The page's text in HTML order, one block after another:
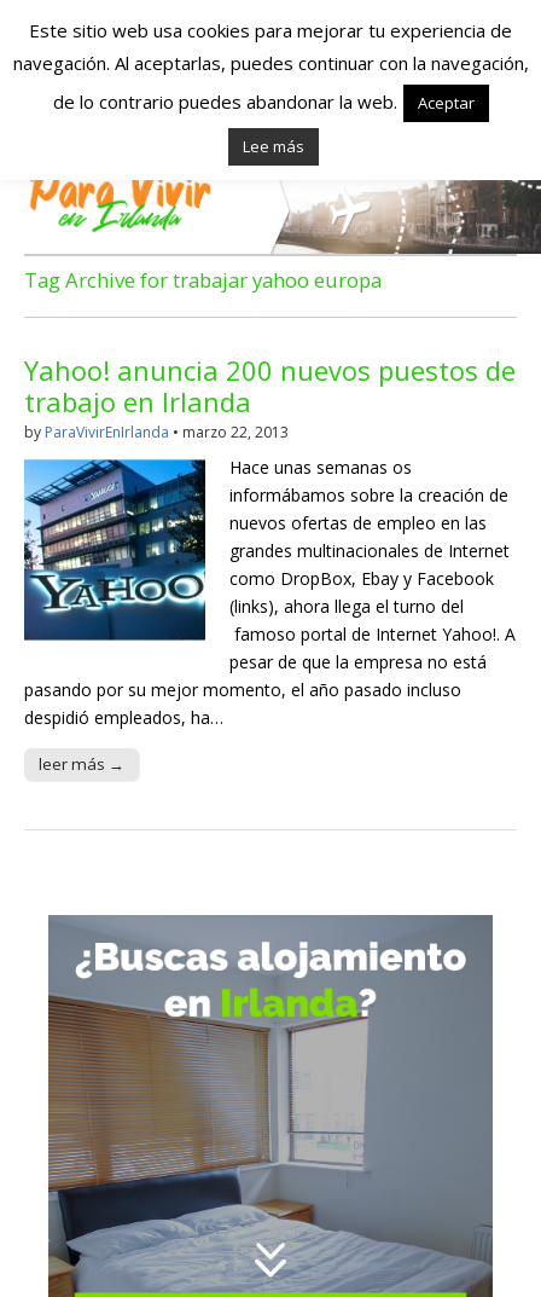
Españoles en
Irlanda – Vivir en
Irlanda – Trabajo
en Irlanda –
Alojamiento en
Irlanda
Blog dedicado a los que viven, estudian y trabajan en
Irlanda!
Tag Archive for trabajar yahoo europa
Yahoo! anuncia 200 nuevos puestos de
trabajo en Irlanda
by ParaVivirEnIrlanda • marzo 22, 2013
Hace unas semanas os
informábamos sobre la creación de
nuevos ofertas de empleo en las
grandes multinacionales de Internet
como DropBox, Ebay y Facebook
(links), ahora llega el turno del
famoso portal de Internet Yahoo!. A
pesar de que la empresa no está
pasando por su mejor momento, el año pasado incluso
despidió empleados, ha…
leer más →
Este sitio web usa cookies para mejorar tu experiencia de
navegación. Al aceptarlas, puedes continuar con la navegación,
de lo contrario puedes abandonar la web.
Aceptar
Lee más